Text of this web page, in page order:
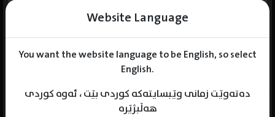
Website Language
You want the website language to be English, so select
English.
دەتەوێت زمانی وێبسایتەکە کوردی بێت ، ئەوە کوردی
هەڵبژێرە